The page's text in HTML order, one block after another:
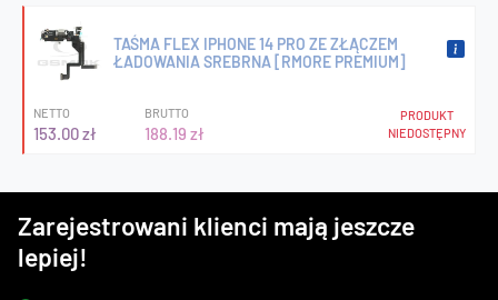
TAŚMA FLEX IPHONE 14 PRO ZE ZŁĄCZEM
ŁADOWANIA SREBRNA [RMORE PREMIUM]
NETTO
153.00 zł
BRUTTO
188.19 zł
PRODUKT
NIEDOSTĘPNY
Zarejestrowani klienci mają jeszcze
lepiej!